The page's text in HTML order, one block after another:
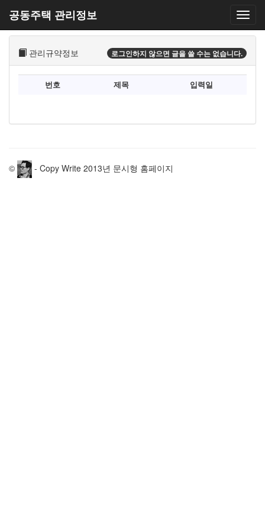
공동주택 관리정보
관리규약정보 로그인하지 않으면 글을 쓸 수는 없습니다.
번호 제목 입력일
© - Copy Write 2013년 문시형 홈페이지